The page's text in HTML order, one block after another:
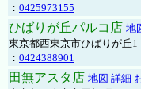
： 0425973155
ひばりが丘パルコ店 地
東京都西東京市ひばりが丘
： 0424388901
田無アスタ店 地図 詳細